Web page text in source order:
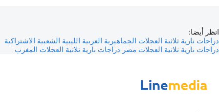
انظر أيضا:
دراجات نارية ثلاثية العجلات الجماهيرية العربية الليبية الشعبية الاشتراكية
دراجات نارية ثلاثية العجلات مصر دراجات نارية ثلاثية العجلات المغرب